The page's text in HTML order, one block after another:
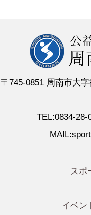
〒745-0851 周南市大
TEL:0834-28-
スポ
イベン